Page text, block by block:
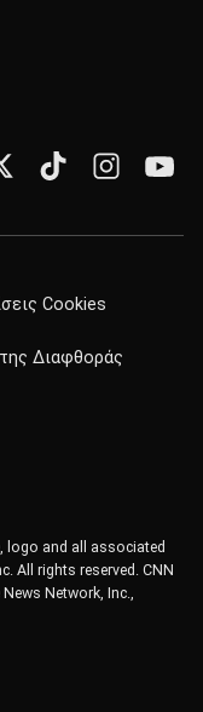
Cookies
Διαφθοράς
logo and all associated
All rights reserved. CNN
Network, Inc.,